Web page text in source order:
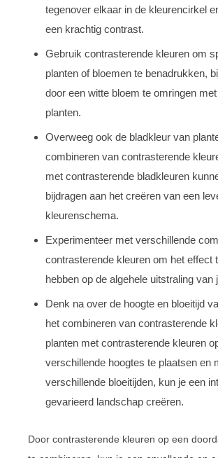
tegenover elkaar in de kleurencirkel
een krachtig contrast.
Gebruik contrasterende kleuren om
planten of bloemen te benadrukken,
door een witte bloem te omringen
planten.
Overweeg ook de bladkleur van
combineren van contrasterende
met contrasterende bladkleuren
bijdragen aan het creëren van een
kleurenschema.
Experimenteer met verschillende
contrasterende kleuren om het effect
hebben op de algehele uitstraling van
Denk na over de hoogte en bloeitijd
het combineren van contrasterende
planten met contrasterende kleuren
verschillende hoogtes te plaatsen en
verschillende bloeitijden, kun je een
gevarieerd landschap creëren.
Door contrasterende kleuren op een